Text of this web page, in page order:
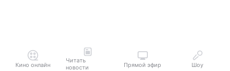
Кино онлайн
Читать
новости
Прямой эфир Шоу